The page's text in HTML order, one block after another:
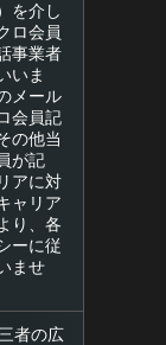
を介し
ロ会員
事業者
いま
メール
会員記
の他当
が記
アに対
ャリア
り、各
ーに従
ませ
者の広